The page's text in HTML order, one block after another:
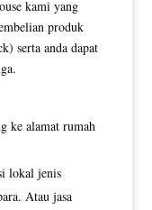
kami yang
produk
serta anda dapat
ke alamat rumah
lokal jenis
Atau jasa